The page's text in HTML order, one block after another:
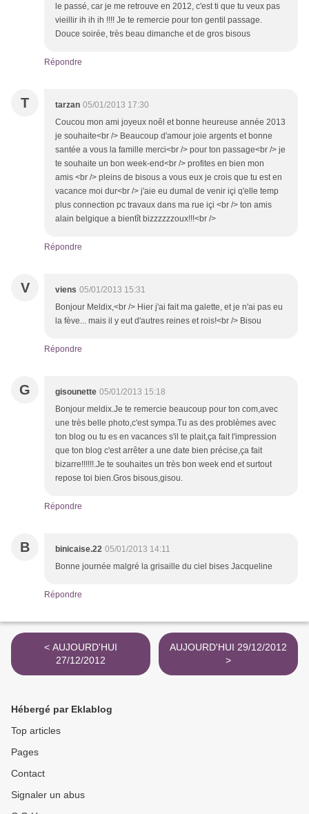
le passé, car je me retrouve en 2012, c'est ti que tu veux pas
vieillir ih ih ih !!!! Je te remercie pour ton gentil passage.
Douce soirée, très beau dimanche et de gros bisous
Répondre
T tarzan 05/01/2013 17:30
Coucou mon ami joyeux noêl et bonne heureuse année 2013
je souhaite<br /> Beaucoup d'amour joie argents et bonne
santée a vous la famille merci<br /> pour ton passage<br /> je
te souhaite un bon week-end<br /> profites en bien mon
amis <br /> pleins de bisous a vous eux je crois que tu est en
vacance moi dur<br /> j'aie eu dumal de venir içi q'elle temp
plus connection pc travaux dans ma rue içi <br /> ton amis
alain belgique a bientît bizzzzzzoux!!!<br />
Répondre
V viens 05/01/2013 15:31
Bonjour Meldix,<br /> Hier j'ai fait ma galette, et je n'ai pas eu
la fève... mais il y eut d'autres reines et rois!<br /> Bisou
Répondre
G gisounette 05/01/2013 15:18
Bonjour meldix.Je te remercie beaucoup pour ton com,avec
une très belle photo,c'est sympa.Tu as des problèmes avec
ton blog ou tu es en vacances s'il te plait,ça fait l'impression
que ton blog c'est arrêter a une date bien précise,ça fait
bizarre!!!!!!.Je te souhaites un très bon week end et surtout
repose toi bien.Gros bisous,gisou.
Répondre
B binicaise.22 05/01/2013 14:11
Bonne journée malgré la grisaille du ciel bises Jacqueline
Répondre
< AUJOURD'HUI
27/12/2012
AUJOURD'HUI 29/12/2012
>
Hébergé par Eklablog
Top articles
Pages
Contact
Signaler un abus